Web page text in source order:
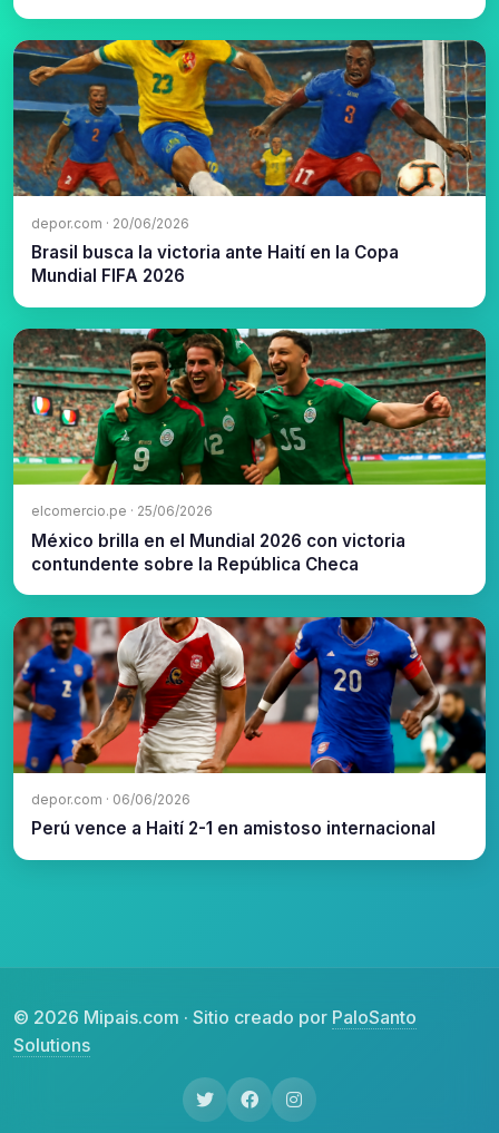
depor.com · 20/06/2026
Brasil busca la victoria ante Haití en la Copa
Mundial FIFA 2026
elcomercio.pe · 25/06/2026
México brilla en el Mundial 2026 con victoria
contundente sobre la República Checa
depor.com · 06/06/2026
Perú vence a Haití 2-1 en amistoso internacional
© 2026 Mipais.com · Sitio creado por PaloSanto
Solutions